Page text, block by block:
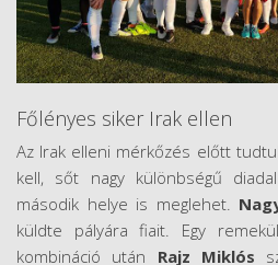
Főlényes siker Irak ellen
Az Irak elleni mérkőzés előtt
kell, sőt nagy különbségű
második helye is meglehet.
küldte pályára fiait. Egy
kombináció után Rajz Miklós